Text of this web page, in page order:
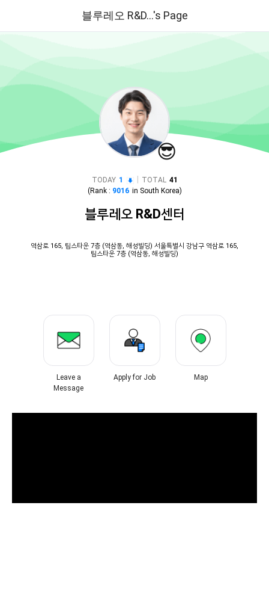
블루레오 R&D...'s Page
😎
TODAY 1 TOTAL 41
(Rank : 9016 in South Korea)
블루레오 R&D센터
역삼로 165, 팁스타운 7층 (역삼동, 해성빌딩) 서울특별시 강남구 역삼로 165,
팁스타운 7층 (역삼동, 해성빌딩)
Leave a
Message
Apply for Job Map